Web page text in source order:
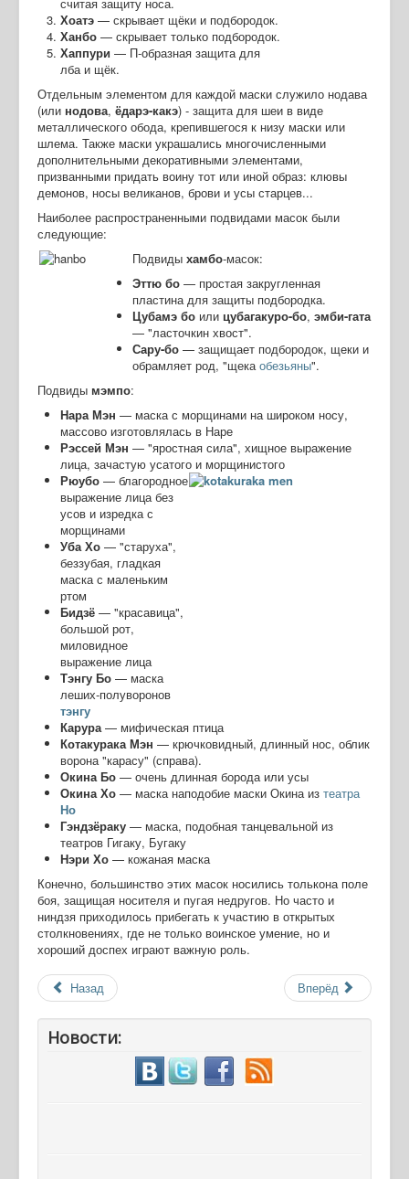
Хоатэ — скрывает щёки и подбородок.
Ханбо — скрывает только подбородок.
Хаппури — П-образная защита для
лба и щёк.
Отдельным элементом для каждой маски служило нодава
(или нодова, ёдарэ-какэ) - защита для шеи в виде
металлического обода, крепившегося к низу маски или
шлема. Также маски украшались многочисленными
дополнительными декоративными элементами,
призванными придать воину тот или иной образ: клювы
демонов, носы великанов, брови и усы старцев...
Наиболее распространенными подвидами масок были
следующие:
Подвиды хамбо-масок:
Эттю бо — простая закругленная
пластина для защиты подбородка.
Цубамэ бо или цубагакуро-бо, эмби-гата
— "ласточкин хвост".
Сару-бо — защищает подбородок, щеки и
обрамляет род, "щекаобезьяны".
Подвиды мэмпо:
Нара Мэн — маска с морщинами на широком носу,
массово изготовлялась в Наре
Рэссей Мэн — "яростная сила", хищное выражение
лица, зачастую усатого и морщинистого
Рюубо — благородное
выражение лица без
усов и изредка с
морщинами
Уба Хо — "старуха",
беззубая, гладкая
маска с маленьким
ртом
Бидзё — "красавица",
большой рот,
миловидное
выражение лица
Тэнгу Бо — маска
леших-полуворонов
тэнгу
Карура— мифическая птица
Котакурака Мэн — крючковидный, длинный нос, облик
ворона "карасу" (справа).
Окина Бо — очень длинная борода или усы
Окина Хо — маска наподобие маски Окина из театра
Но
Гэндзёраку — маска, подобная танцевальной из
театров Гигаку, Бугаку
Нэри Хо — кожаная маска
Конечно, большинство этих масок носились толькона поле
боя, защищая носителя и пугая недругов. Но часто и
ниндзя приходилось прибегать к участию в открытых
столкновениях, где не только воинское умение, но и
хороший доспех играют важную роль.
Назад Вперёд
Новости: